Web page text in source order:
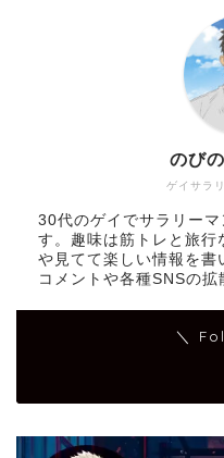
ゲイサラ
のび
30代のゲイでサラリー
す。趣味は筋トレと旅行
や見てて楽しい情報を書
コメントや各種SNSの拡
＼